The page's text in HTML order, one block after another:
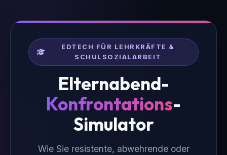
EDTECH FÜR LEHRKRÄFTE &
SCHULSOZIALARBEIT
Elternabend-
Konfrontations-
Simulator
Wie Sie resistente, abwehrende oder